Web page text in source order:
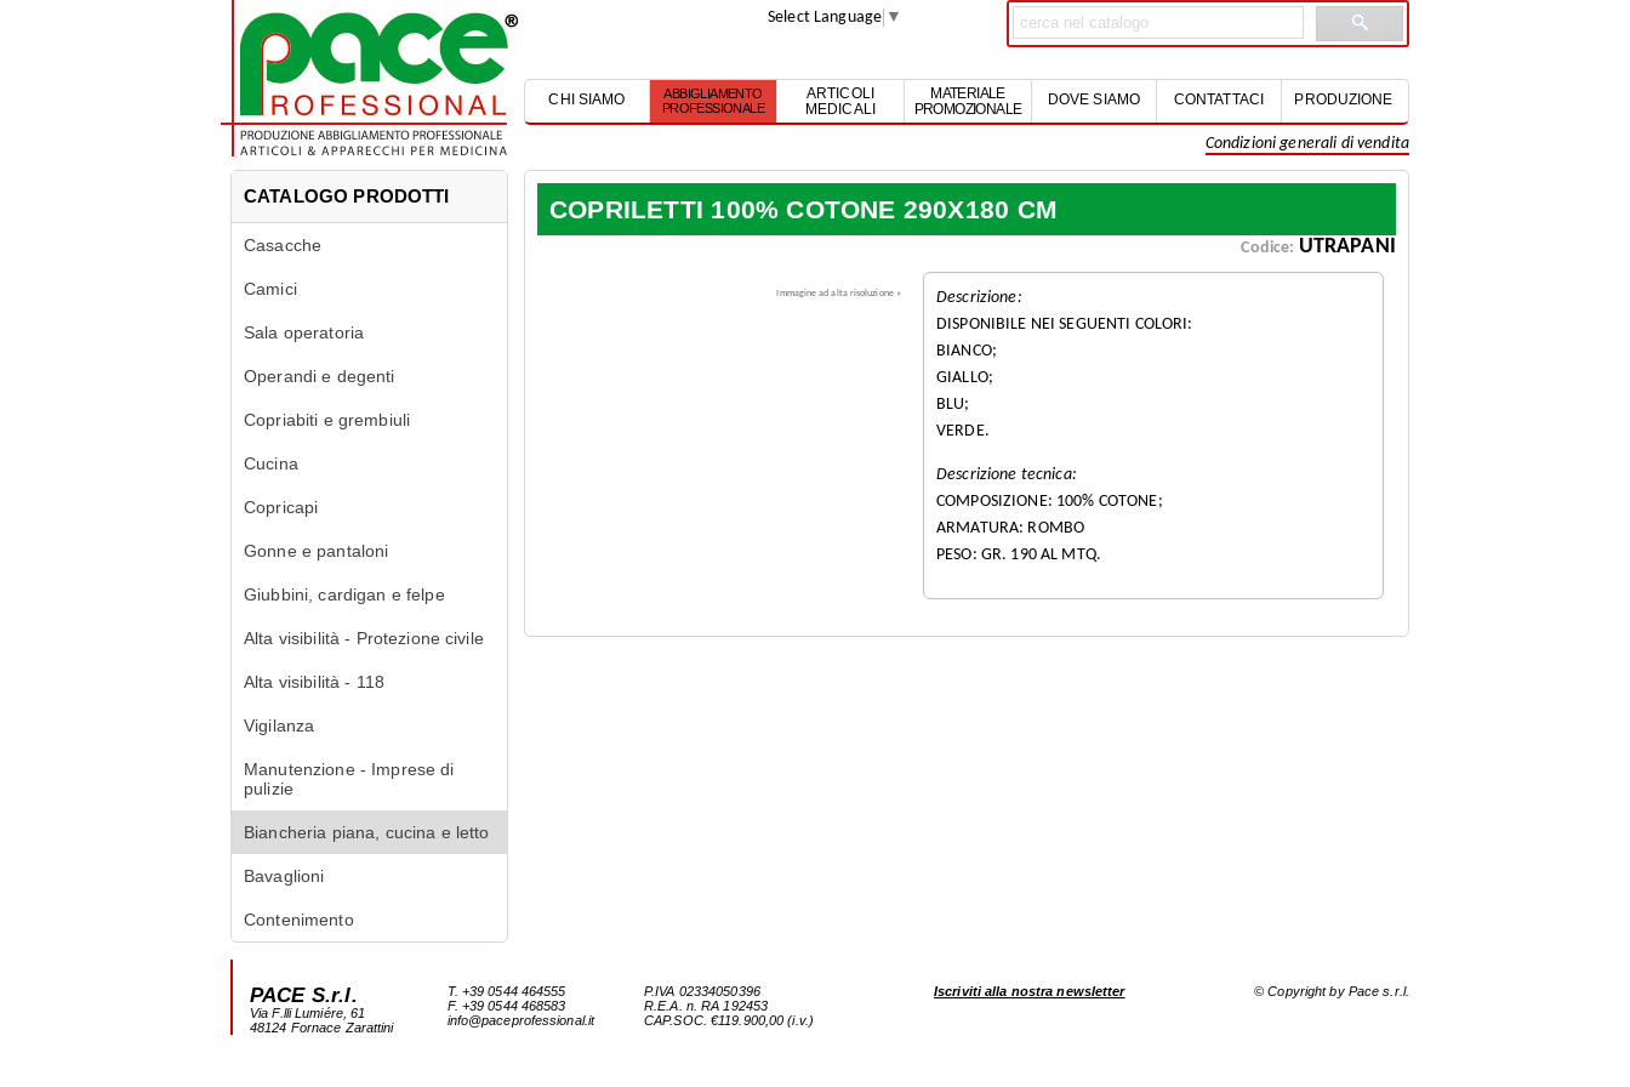
Select Language ▼
CHI SIAMO
ABBIGLIAMENTO
PROFESSIONALE
ARTICOLI
MEDICALI
MATERIALE
PROMOZIONALE
DOVE SIAMO CONTATTACI PRODUZIONE
Condizioni generali di vendita
CATALOGO PRODOTTI
Casacche
Camici
Sala operatoria
Operandi e degenti
Copriabiti e grembiuli
Cucina
Copricapi
Gonne e pantaloni
Giubbini, cardigan e felpe
Alta visibilità - Protezione civile
Alta visibilità - 118
Vigilanza
Manutenzione - Imprese di
pulizie
Biancheria piana, cucina e letto
Bavaglioni
Contenimento
COPRILETTI 100% COTONE 290X180 CM
Codice: UTRAPANI
Immagine ad alta risoluzione »
Descrizione:
DISPONIBILE NEI SEGUENTI COLORI:
BIANCO;
GIALLO;
BLU;
VERDE.
Descrizione tecnica:
COMPOSIZIONE: 100% COTONE;
ARMATURA: ROMBO
PESO: GR. 190 AL MTQ.
PACE S.r.l.
Via F.lli Lumiére, 61
48124 Fornace Zarattini
T. +39 0544 464555
F. +39 0544 468583
info@paceprofessional.it
P.IVA 02334050396
R.E.A. n. RA 192453
CAP.SOC. €119.900,00 (i.v.)
Iscriviti alla nostra newsletter © Copyright by Pace s.r.l.